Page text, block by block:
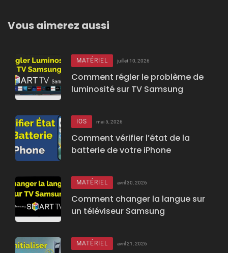
Vous aimerez aussi
MATÉRIEL juillet 10, 2026
Comment régler le problème de
luminosité sur TV Samsung
IOS mai 5, 2026
Comment vérifier l’état de la
batterie de votre iPhone
MATÉRIEL avril 30, 2026
Comment changer la langue sur
un téléviseur Samsung
MATÉRIEL avril 21, 2026